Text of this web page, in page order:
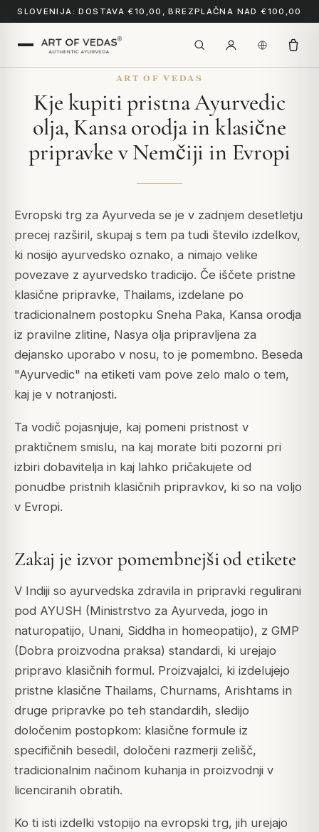
SLOVENIJA: DOSTAVA €10,00, BREZPLAČNA NAD €100,00
ART OF VEDAS
Kje kupiti pristna Ayurvedic
olja, Kansa orodja in klasične
pripravke v Nemčiji in Evropi
Evropski trg za Ayurveda se je v zadnjem desetletju
precej razširil, skupaj s tem pa tudi število izdelkov,
ki nosijo ayurvedsko oznako, a nimajo velike
povezave z ayurvedsko tradicijo. Če iščete pristne
klasične pripravke, Thailams, izdelane po
tradicionalnem postopku Sneha Paka, Kansa orodja
iz pravilne zlitine, Nasya olja pripravljena za
dejansko uporabo v nosu, to je pomembno. Beseda
"Ayurvedic" na etiketi vam pove zelo malo o tem,
kaj je v notranjosti.
Ta vodič pojasnjuje, kaj pomeni pristnost v
praktičnem smislu, na kaj morate biti pozorni pri
izbiri dobavitelja in kaj lahko pričakujete od
ponudbe pristnih klasičnih pripravkov, ki so na voljo
v Evropi.
Zakaj je izvor pomembnejši od etikete
V Indiji so ayurvedska zdravila in pripravki regulirani
pod AYUSH (Ministrstvo za Ayurveda, jogo in
naturopatijo, Unani, Siddha in homeopatijo), z GMP
(Dobra proizvodna praksa) standardi, ki urejajo
pripravo klasičnih formul. Proizvajalci, ki izdelujejo
pristne klasične Thailams, Churnams, Arishtams in
druge pripravke po teh standardih, sledijo
določenim postopkom: klasične formule iz
specifičnih besedil, določeni razmerji zelišč,
tradicionalnim načinom kuhanja in proizvodnji v
licenciranih obratih.
Ko ti isti izdelki vstopijo na evropski trg, jih urejajo